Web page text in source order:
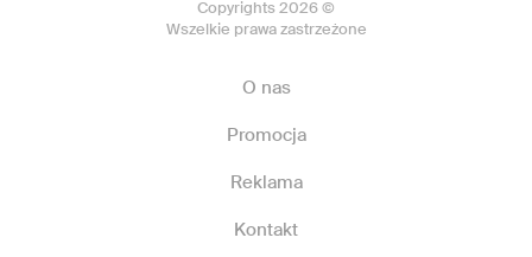
Copyrights 2026 ©
Wszelkie prawa zastrzeżone
O nas
Promocja
Reklama
Kontakt